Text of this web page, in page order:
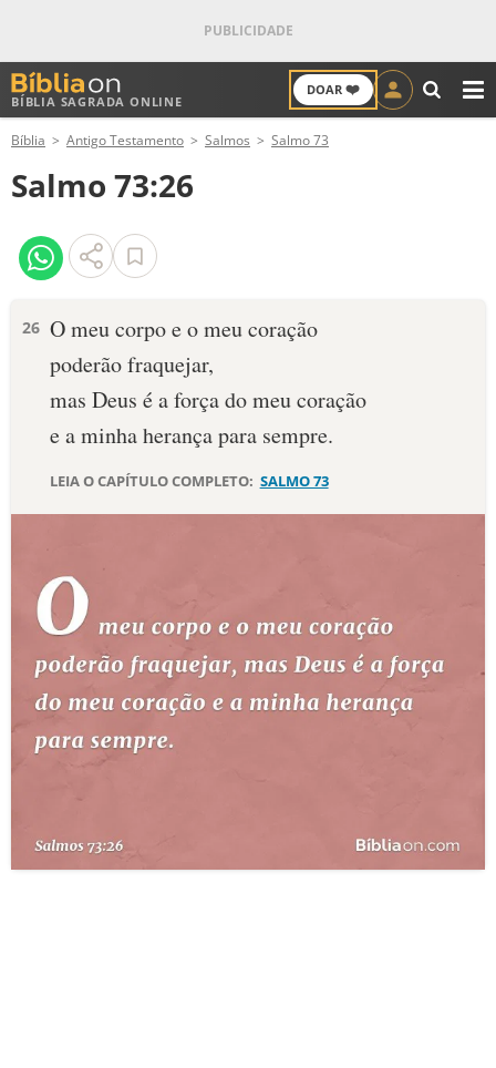
BÍBLIA SAGRADA ONLINE
DOAR ❤️
ANTIGO TESTAMENTO
NOVO TESTAMENTO
VERSÍCULOS
PALAVRA DO DIA
SALMO DO DIA
DEVOCIONAL DIÁRIO
ESTUDOS BÍBLICOS
ESBOÇOS DE PREGAÇÃO
TEMAS
PERGUNTE À BÍBLIA
QUEM SOMOS
Bíblia Antigo Testamento Salmos Salmo 73
Salmo 73:26
26 O meu corpo e o meu coração
poderão fraquejar,
mas Deus é a força do meu coração
e a minha herança para sempre.
LEIA O CAPÍTULO COMPLETO: SALMO 73